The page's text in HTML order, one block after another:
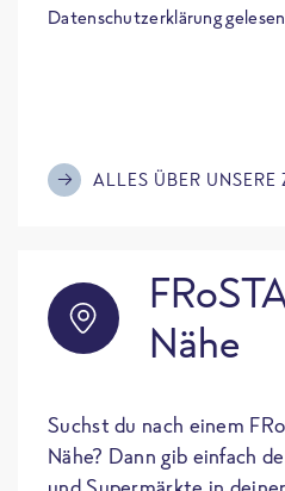
Datenschutzerklärung
ALLES ÜBER UNSERE
Nähe
Suchst du nach einem
Nähe? Dann gib einfach